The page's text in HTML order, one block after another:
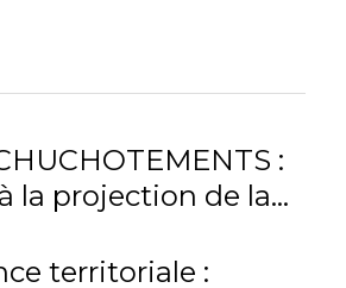
:
la projection de la...
territoriale :